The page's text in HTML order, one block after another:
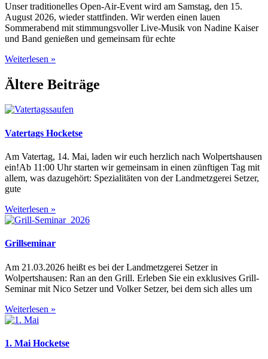
Unser traditionelles Open-Air-Event wird am Samstag, den 15.
August 2026, wieder stattfinden. Wir werden einen lauen
Sommerabend mit stimmungsvoller Live-Musik von Nadine Kaiser
und Band genießen und gemeinsam für echte
Weiterlesen »
Ältere Beiträge
Vatertags Hocketse
Am Vatertag, 14. Mai, laden wir euch herzlich nach Wolpertshausen
ein!Ab 11:00 Uhr starten wir gemeinsam in einen zünftigen Tag mit
allem, was dazugehört: Spezialitäten von der Landmetzgerei Setzer,
gute
Weiterlesen »
Grillseminar
Am 21.03.2026 heißt es bei der Landmetzgerei Setzer in
Wolpertshausen: Ran an den Grill. Erleben Sie ein exklusives Grill-
Seminar mit Nico Setzer und Volker Setzer, bei dem sich alles um
Weiterlesen »
1. Mai Hocketse